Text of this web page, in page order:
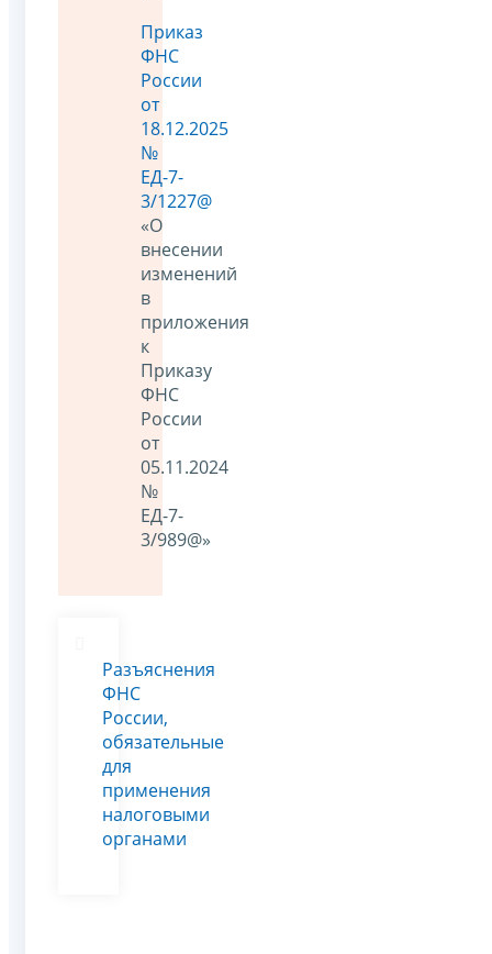
Приказ
ФНС
России
от
18.12.2025
№
ЕД-7-
3/1227@
«О
внесении
изменений
в
приложения
к
Приказу
ФНС
России
от
05.11.2024
№
ЕД-7-
3/989@»
Разъяснения
ФНС
России,
обязательные
для
применения
налоговыми
органами